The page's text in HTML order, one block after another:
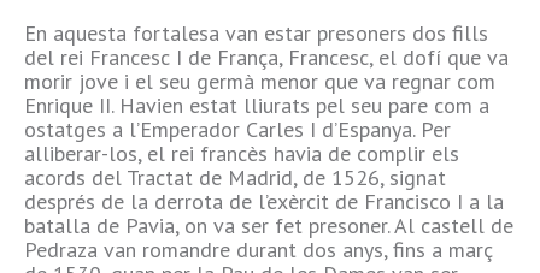
En aquesta fortalesa van estar presoners dos fills
del rei Francesc I de França, Francesc, el dofí que va
morir jove i el seu germà menor que va regnar com
Enrique II. Havien estat lliurats pel seu pare com a
ostatges a l’Emperador Carles I d’Espanya. Per
alliberar-los, el rei francès havia de complir els
acords del Tractat de Madrid, de 1526, signat
després de la derrota de l’exèrcit de Francisco I a la
batalla de Pavia, on va ser fet presoner. Al castell de
Pedraza van romandre durant dos anys, fins a març